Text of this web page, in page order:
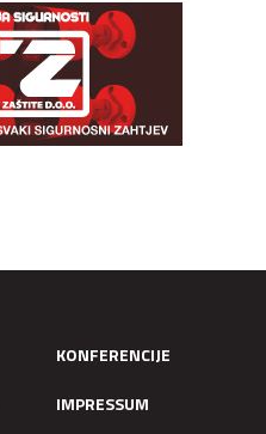
KONFERENCIJE
IMPRESSUM